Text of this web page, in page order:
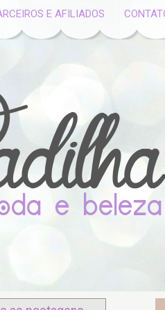
E AFILIADOS